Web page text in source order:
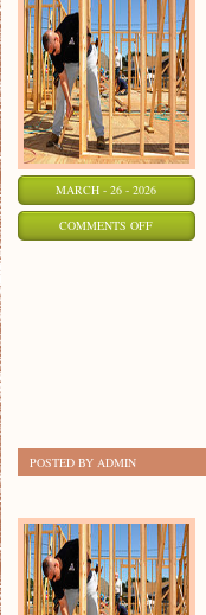
MARCH - 26 - 2026
COMMENTS OFFON
POSTED BY ADMIN